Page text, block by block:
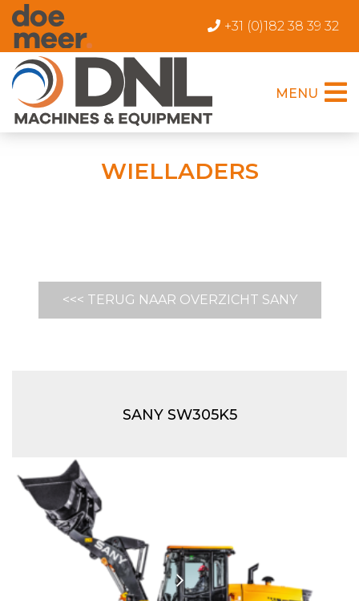
+31 (0)182 38 39 32
MENU
WIELLADERS
<<< TERUG NAAR OVERZICHT SANY
SANY SW305K5